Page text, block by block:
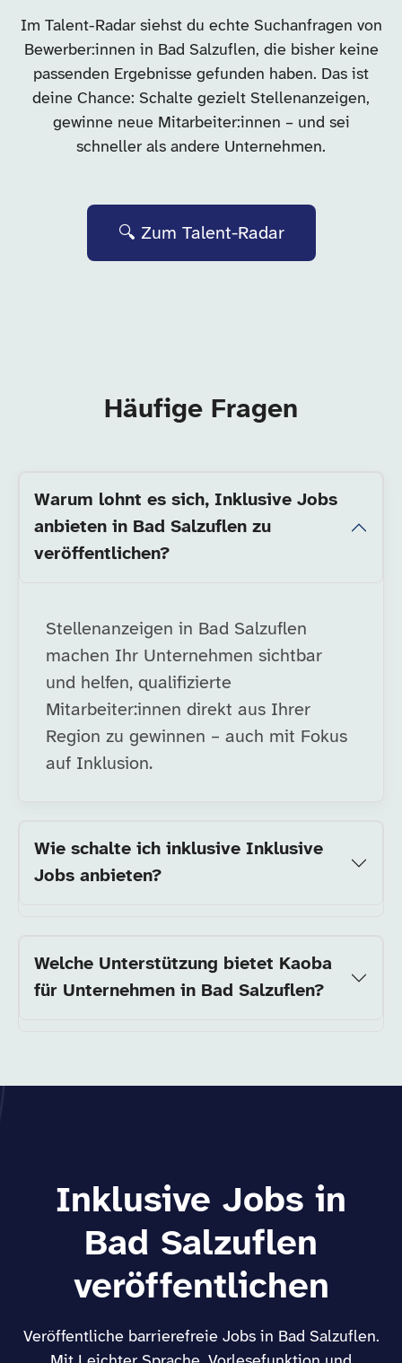
Im Talent-Radar siehst du echte Suchanfragen von
Bewerber:innen in Bad Salzuflen, die bisher keine
passenden Ergebnisse gefunden haben. Das ist
deine Chance: Schalte gezielt Stellenanzeigen,
gewinne neue Mitarbeiter:innen – und sei
schneller als andere Unternehmen.
🔍 Zum Talent-Radar
Häufige Fragen
Warum lohnt es sich, Inklusive Jobs
anbieten in Bad Salzuflen zu
veröffentlichen?
Stellenanzeigen in Bad Salzuflen
machen Ihr Unternehmen sichtbar
und helfen, qualifizierte
Mitarbeiter:innen direkt aus Ihrer
Region zu gewinnen – auch mit Fokus
auf Inklusion.
Wie schalte ich inklusive Inklusive
Jobs anbieten?
Welche Unterstützung bietet Kaoba
für Unternehmen in Bad Salzuflen?
Inklusive Jobs in
Bad Salzuflen
veröffentlichen
Veröffentliche barrierefreie Jobs in Bad Salzuflen.